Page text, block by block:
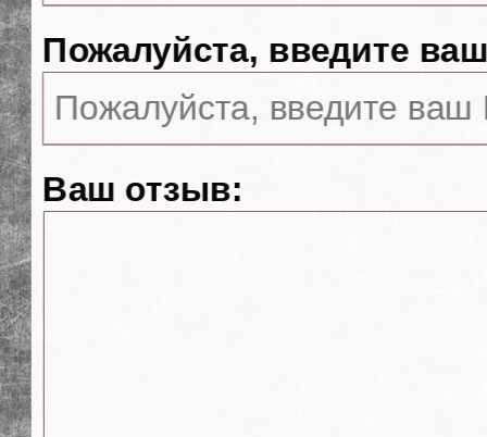
Пожалуйста, введите
Ваш отзыв: